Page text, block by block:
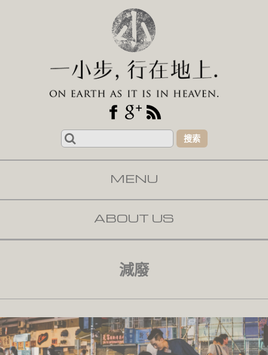
Search
for:
MENU
SKIP TO CONTENT
ABOUT US
減廢